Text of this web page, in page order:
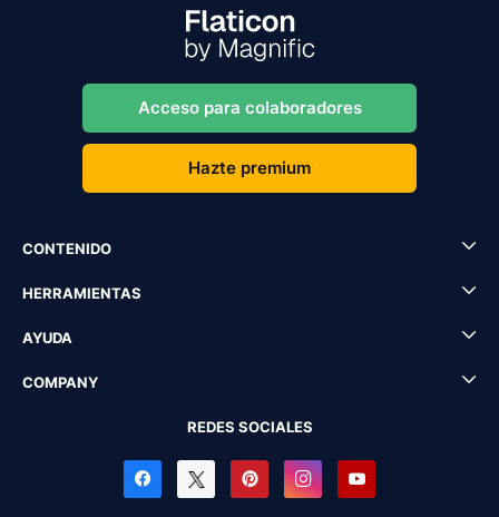
Acceso para colaboradores
Hazte premium
CONTENIDO
HERRAMIENTAS
AYUDA
COMPANY
REDES SOCIALES